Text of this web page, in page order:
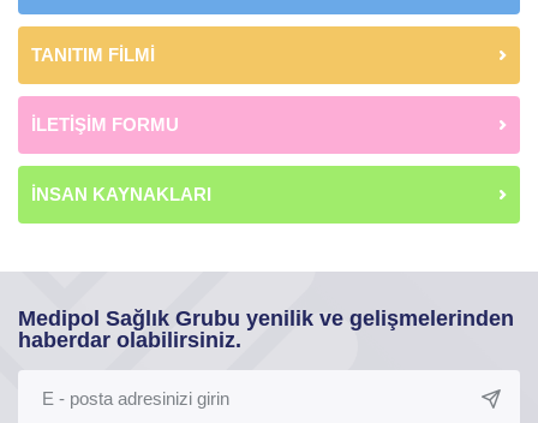
TANITIM FİLMİ
İLETİŞİM FORMU
İNSAN KAYNAKLARI
Medipol Sağlık Grubu yenilik ve gelişmelerinden
haberdar olabilirsiniz.